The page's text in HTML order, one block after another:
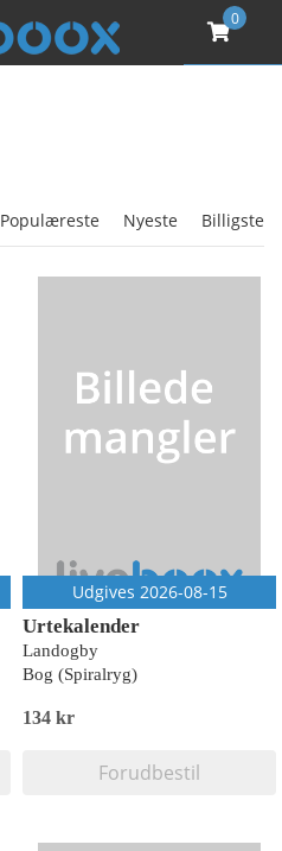
0
Populæreste Nyeste Billigste
Udgives 2026-08-15
Urtekalender
Landogby
Bog (Spiralryg)
134 kr
Forudbestil